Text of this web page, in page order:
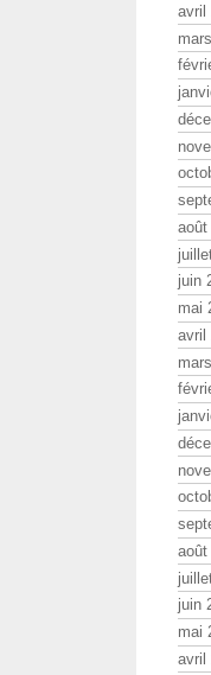
avril
août
juin
mai
avril
août
juin
mai
avril